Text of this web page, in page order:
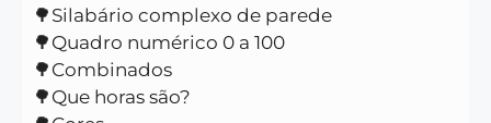
🌳Silabário complexo de parede
🌳Quadro numérico 0 a 100
🌳Combinados
🌳Que horas são?